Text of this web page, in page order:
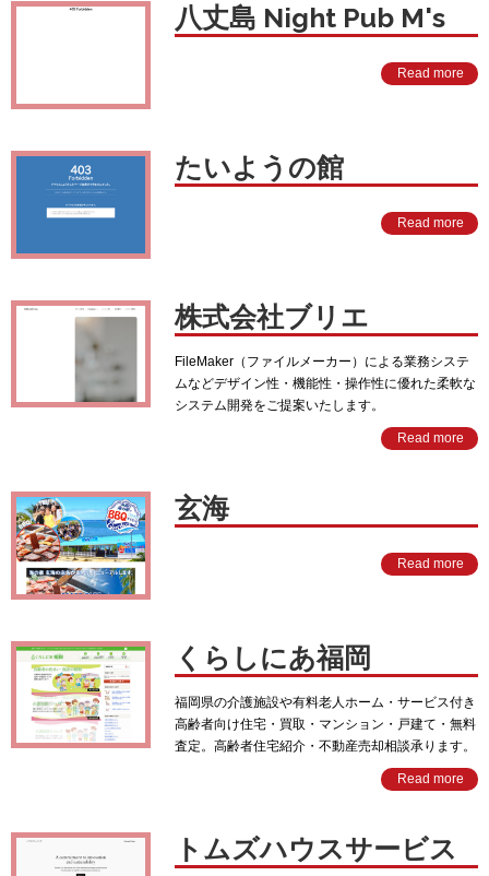
八丈島 Night Pub M's
Read more
たいようの館
Read more
株式会社ブリエ
FileMaker（ファイルメーカー）による業務システ
ムなどデザイン性・機能性・操作性に優れた柔軟な
システム開発をご提案いたします。
Read more
玄海
Read more
くらしにあ福岡
福岡県の介護施設や有料老人ホーム・サービス付き
高齢者向け住宅・買取・マンション・戸建て・無料
査定。高齢者住宅紹介・不動産売却相談承ります。
Read more
トムズハウスサービス